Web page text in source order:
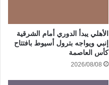
الأهلي يبدأ الدوري أمام الشرقية
إنبي ويواجه بترول أسيوط بافتتاح
كأس العاصمة
2026/08/08